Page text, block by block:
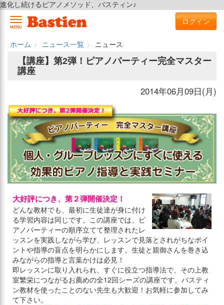
進化し続けるピアノメソッド、バスティン♪
MENU
ログイン
ホーム ニュース一覧
ニュース
【講座】第2弾！ピアノパーティー完全マスター
講座
2014年06月09日(月)
大好評につき、第２弾開催決定！
どんな教材でも、最初に生徒達が身に付け
る学習内容は同じです。この講座では、ピ
アノパーティーの順序立てて整理されたレ
ッスンを実践しながら学び、レッスンで見落とされがちなポイ
ントや指導の盲点を明らかにします。生徒と親御さんを巻き込
みながらの指導と言葉かけは必見！
即レッスンに取り入れられ、すぐに役立つ指導法で、その上教
室繁栄につながるお薦めの全12回シーズの講座です。バスティ
ン教材を使ったことのない先生も大歓迎！お気軽に参加してみ
て下さい。